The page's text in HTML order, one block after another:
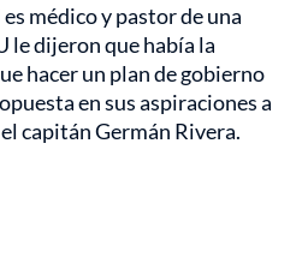
médico y pastor de una
le dijeron que había la
hacer un plan de gobierno
en sus aspiraciones a
capitán Germán Rivera.